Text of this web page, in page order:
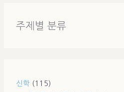
주제별 분류
신학 (115)